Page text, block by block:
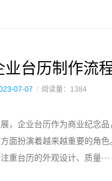
07-07 阅读量：1384
，企业台历作为商业纪念品
面扮演着越来越重要的角色
重台历的外观设计、质量···